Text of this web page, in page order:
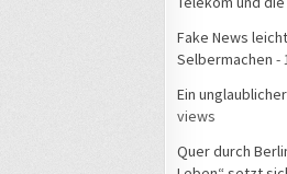
Fake News
Selbermachen -
Ein
views
Quer durch